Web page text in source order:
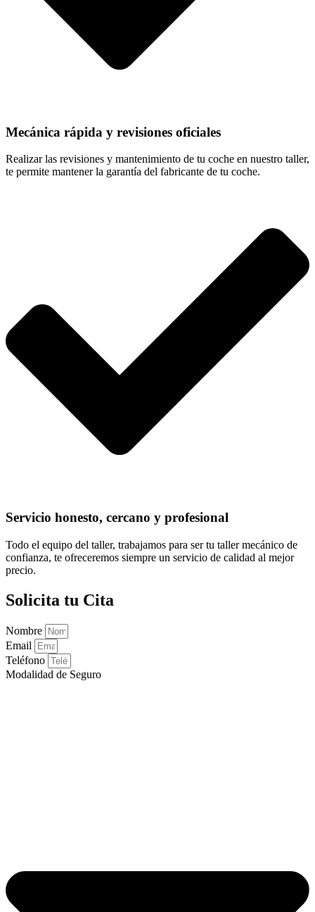
Mecánica rápida y revisiones oficiales
Realizar las revisiones y mantenimiento de tu coche en nuestro taller,
te permite mantener la garantía del fabricante de tu coche.
Servicio honesto, cercano y profesional
Todo el equipo del taller, trabajamos para ser tu taller mecánico de
confianza, te ofreceremos siempre un servicio de calidad al mejor
precio.
Solicita tu Cita
Nombre
Email
Teléfono
Modalidad de Seguro